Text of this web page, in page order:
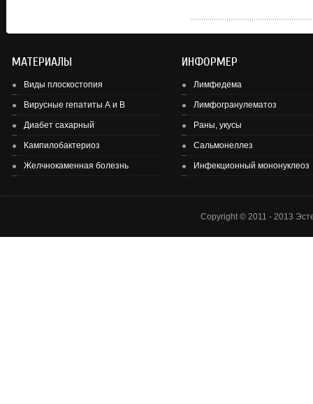
МАТЕРИАЛЫ
Виды плоскостопия
Вирусные гепатиты А и В
Диабет сахарный
Кампилобактериоз
Желчнокаменная болезнь
ИНФОРМЕР
Лимфедема
Лимфогранулематоз
Раны, укусы
Сальмонеллез
Инфекционный мононуклеоз
Здоровье детей и подростков - основа здоровье нации.
Copyright © 2011 - 2013